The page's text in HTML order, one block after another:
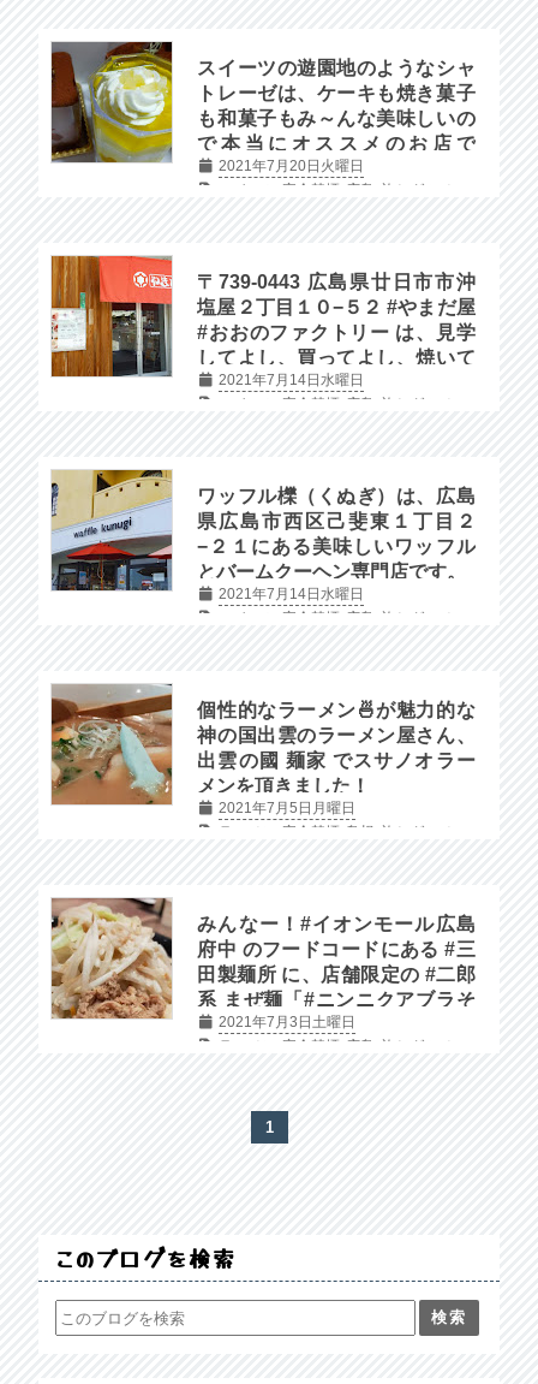
スイーツの遊園地のようなシャ
トレーゼは、ケーキも焼き菓子
も和菓子もみ～んな美味しいの
で本当にオススメのお店で
す！！
2021年7月20日火曜日
スイーツ
完全禁煙 広島 旅とグルメ
〒739-0443 広島県廿日市市沖
塩屋２丁目１０−５２ #やまだ屋
#おおのファクトリー は、見学
してよし、買ってよし、焼いて
良しの三拍子揃った #もみじ饅
2021年7月14日水曜日
スイーツ
完全禁煙 広島 旅とグルメ
ワッフル櫟（くぬぎ）は、広島
県広島市西区己斐東１丁目２
−２１にある美味しいワッフル
とバームクーヘン専門店です。
2021年7月14日水曜日
スイーツ
完全禁煙 広島 旅とグルメ
個性的なラーメン🍜が魅力的な
神の国出雲のラーメン屋さん、
出雲の國 麺家 でスサノオラー
メンを頂きました！
2021年7月5日月曜日
ラーメン
完全禁煙 島根 旅とグルメ
みんなー！#イオンモール広島
府中 のフードコードにある #三
田製麺所 に、店舗限定の #二郎
系 まぜ麺「#ニンニクアブラそ
ば」があって美味しいよー！！
2021年7月3日土曜日
ラーメン
完全禁煙 広島 旅とグルメ
1
このブログを検索